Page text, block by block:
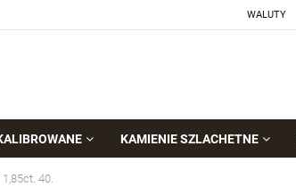
WALUTY
KAMIENIE SZLACHETNE
40.